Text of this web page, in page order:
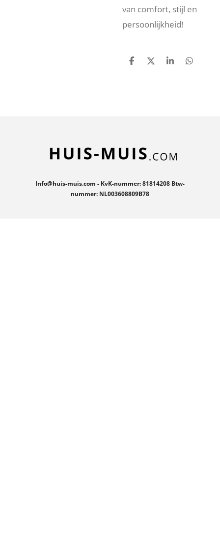
van comfort, stijl en
persoonlijkheid!
D
D
S
D
Info@huis-muis.com - KvK-nummer: 81814208 Btw-
nummer: NL003608809B78